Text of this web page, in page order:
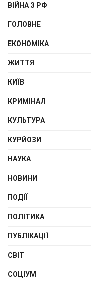
ВІЙНА З РФ
ГОЛОВНЕ
ЕКОНОМІКА
ЖИТТЯ
КИЇВ
КРИМІНАЛ
КУЛЬТУРА
КУРЙОЗИ
НАУКА
НОВИНИ
ПОДІЇ
ПОЛІТИКА
ПУБЛІКАЦІЇ
СВІТ
СОЦІУМ